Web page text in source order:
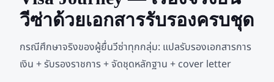
วีซ่าด้วยเอกสารรับรองครบชุด
กรณีศึกษาจริงของผู้ยื่นวีซ่าทุกกลุ่ม: แปลรับรองเอกสารการ
เงิน + รับรองราชการ + จัดชุดหลักฐาน + cover letter